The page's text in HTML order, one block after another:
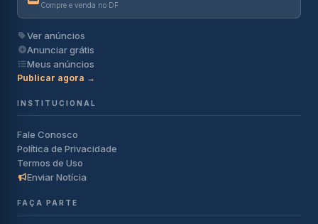
Compre e venda no DF
Ver anúncios
Anunciar grátis
Meus anúncios
Publicar agora →
INSTITUCIONAL
Fale Conosco
Política de Privacidade
Termos de Uso
Enviar Notícia
FAÇA PARTE